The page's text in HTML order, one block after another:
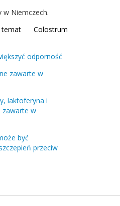
w Niemczech.
Colostrum
odporność
zawarte w
laktoferyna i
zawarte w
być
przeciw